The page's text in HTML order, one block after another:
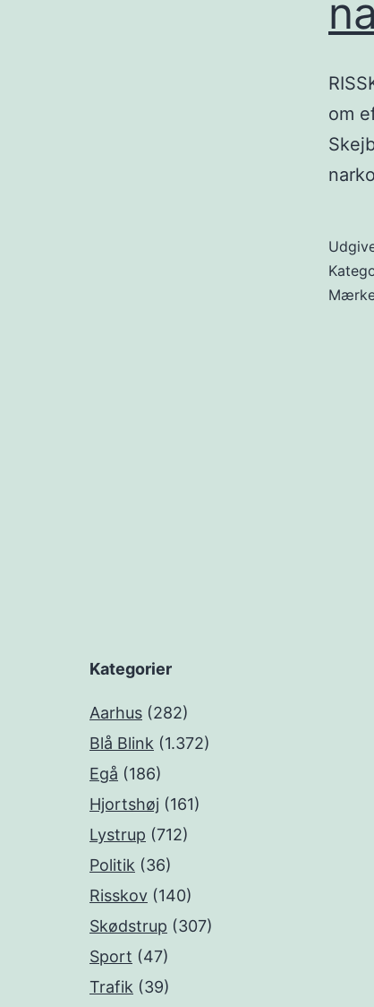
om
Kategorier
Aarhus (282)
Blå Blink (1.372)
Egå (186)
Hjortshøj (161)
Lystrup (712)
Politik (36)
Risskov (140)
Skødstrup (307)
Sport (47)
Trafik (39)